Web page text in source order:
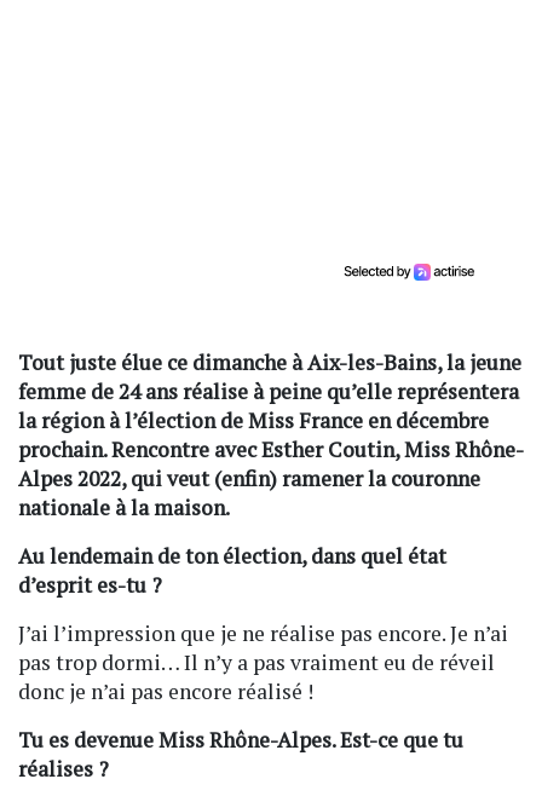
Tout juste élue ce dimanche à Aix-les-Bains, la jeune
femme de 24 ans réalise à peine qu’elle représentera
la région à l’élection de Miss France en décembre
prochain. Rencontre avec Esther Coutin, Miss Rhône-
Alpes 2022, qui veut (enfin) ramener la couronne
nationale à la maison.
Au lendemain de ton élection, dans quel état
d’esprit es-tu ?
J’ai l’impression que je ne réalise pas encore. Je n’ai
pas trop dormi… Il n’y a pas vraiment eu de réveil
donc je n’ai pas encore réalisé !
Tu es devenue Miss Rhône-Alpes. Est-ce que tu
réalises ?